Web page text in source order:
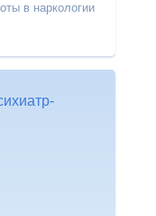
в наркологии